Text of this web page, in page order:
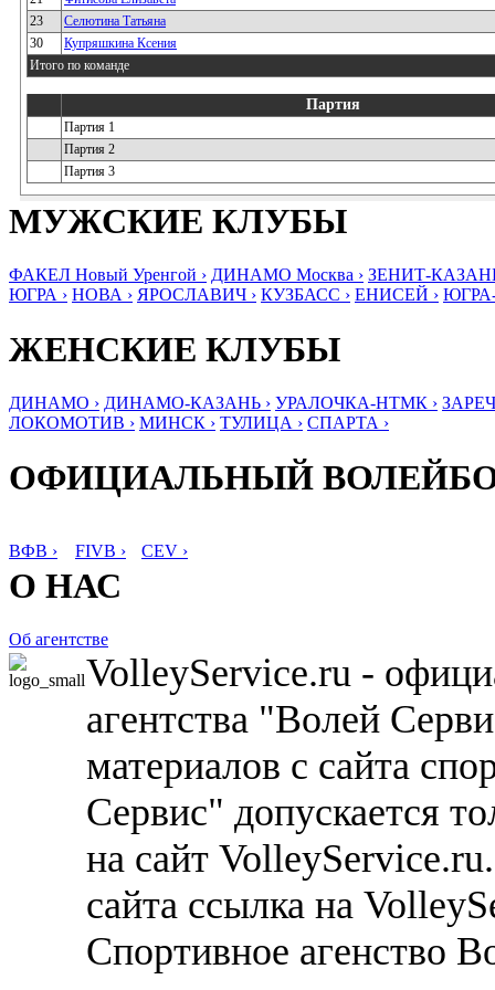
23
Селютина Татьяна
30
Купряшкина Ксения
Итого по команде
Партия
Партия 1
Партия 2
Партия 3
МУЖСКИЕ КЛУБЫ
ФАКЕЛ Новый Уренгой › ДИНАМО Москва › ЗЕНИТ-
ЮГРА › НОВА › ЯРОСЛАВИЧ › КУЗБАСС › ЕНИСЕЙ ›
ЖЕНСКИЕ КЛУБЫ
ДИНАМО › ДИНАМО-КАЗАНЬ › УРАЛОЧКА-НТМК ›
ЛОКОМОТИВ › МИНСК › ТУЛИЦА › СПАРТА ›
ОФИЦИАЛЬНЫЙ
ВФВ › FIVB › CEV ›
О НАС
Об агентстве
VolleyService.ru -
агентства "Волей
материалов с сайта
Сервис" допускается
на сайт
сайта ссылка на
Спортивное агенство